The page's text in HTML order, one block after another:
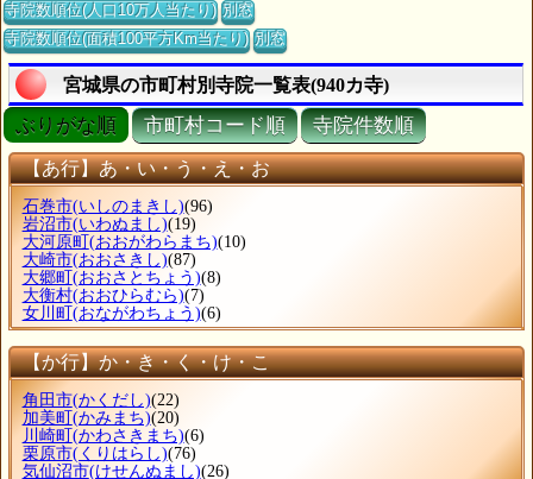
寺院数順位(人口10万人当たり) 別窓
寺院数順位(面積100平方Km当たり) 別窓
宮城県の市町村別寺院一覧表(940カ寺)
ぶりがな順 市町村コード順 寺院件数順
【あ行】あ・い・う・え・お
石巻市(いしのまきし)(96)
岩沼市(いわぬまし)(19)
大河原町 (おおがわらまち)(10)
大崎市(おおさきし)(87)
大郷町 (おおさとちょう)(8)
大衡村(おおひらむら)(7)
女川町 (おながわちょう)(6)
【か行】か・き・く・け・こ
角田市(かくだし)(22)
加美町(かみまち)(20)
川崎町(かわさきまち)(6)
栗原市(くりはらし)(76)
気仙沼市(けせんぬまし)(26)